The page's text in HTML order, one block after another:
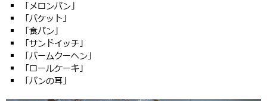
「メロンパン」
「バケット」
「食パン」
「サンドイッチ」
「バームクーヘン」
「ロールケーキ」
「パンの耳」